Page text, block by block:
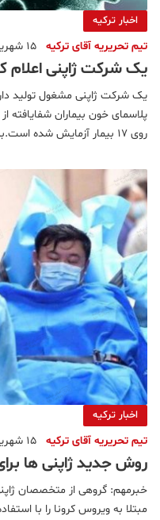
اخبار ترکیه
تیم تحریریه آقای ترکیه 15 شهریور 1401
یک شرکت ژاپنی اعلام
پلاسمای خون افراد
یک شرکت ژاپنی مشغول تولید
پلاسمای خون بیماران
روی ۱۷ بیمار آزمایش شده
استفاده از خون بیماران شفا
اخبار ترکیه
تیم تحریریه آقای ترکیه 15 شهریور 1401
روش جدید ژاپنی ها
مبتلا به ویروس کرونا را با